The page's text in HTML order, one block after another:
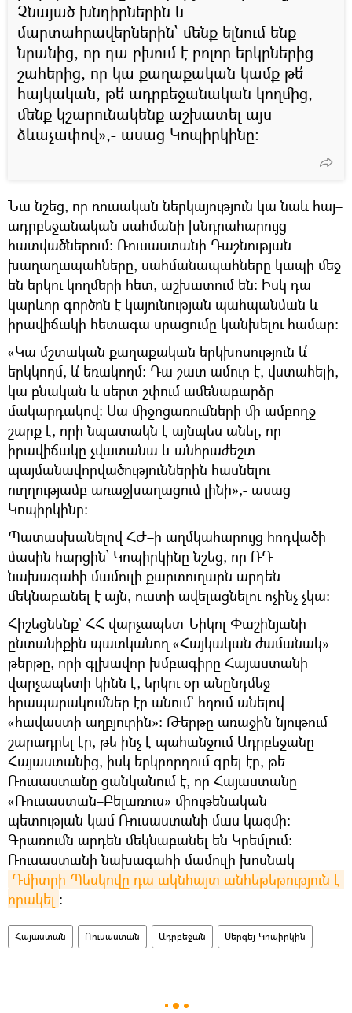
Չնայած խնդիրներին և
մարտահրավերներին` մենք ելնում ենք
նրանից, որ դա բխում է բոլոր երկրներից
շահերից, որ կա քաղաքական կամք թե՛
հայկական, թե՛ ադրբեջանական կողմից,
մենք կշարունակենք աշխատել այս
ձևաչափով»,- ասաց Կոպիրկինը։
Նա նշեց, որ ռուսական ներկայություն կա նաև հայ–
ադրբեջանական սահմանի խնդրահարույց
հատվածներում։ Ռուսաստանի Դաշնության
խաղաղապահները, սահմանապահները կապի մեջ
են երկու կողմերի հետ, աշխատում են։ Իսկ դա
կարևոր գործոն է կայունության պահպանման և
իրավիճակի հետագա սրացումը կանխելու համար։
«Կա մշտական քաղաքական երկխոսություն և՛
երկկողմ, և՛ եռակողմ: Դա շատ ամուր է, վստահելի,
կա բնական և սերտ շփում ամենաբարձր
մակարդակով: Սա միջոցառումների մի ամբողջ
շարք է, որի նպատակն է այնպես անել, որ
իրավիճակը չվատանա և անհրաժեշտ
պայմանավորվածություններին հասնելու
ուղղությամբ առաջխաղացում լինի»,- ասաց
Կոպիրկինը։
Պատասխանելով ՀԺ–ի աղմկահարույց հոդվածի
մասին հարցին՝ Կոպիրկինը նշեց, որ ՌԴ
նախագահի մամուլի քարտուղարն արդեն
մեկնաբանել է այն, ուստի ավելացնելու ոչինչ չկա։
Հիշեցնենք` ՀՀ վարչապետ Նիկոլ Փաշինյանի
ընտանիքին պատկանող «Հայկական ժամանակ»
թերթը, որի գլխավոր խմբագիրը Հայաստանի
վարչապետի կինն է, երկու օր անընդմեջ
հրապարակումներ էր անում` հղում անելով
«հավաստի աղբյուրին»։ Թերթը առաջին նյութում
շարադրել էր, թե ինչ է պահանջում Ադրբեջանը
Հայաստանից, իսկ երկրորդում գրել էր, թե
Ռուսաստանը ցանկանում է, որ Հայաստանը
«Ռուսաստան–Բելառուս» միութենական
պետության կամ Ռուսաստանի մաս կազմի։
Գրառումն արդեն մեկնաբանել են Կրեմլում։
Ռուսաստանի նախագահի մամուլի խոսնակ
Դմիտրի Պեսկովը դա ակնհայտ անհեթեթություն է
որակել ։
Հայաստան Ռուսաստան Ադրբեջան Սերգեյ Կոպիրկին